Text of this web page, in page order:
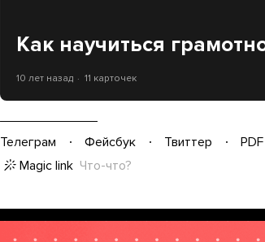
Как научиться
10 лет назад 11 карточек
Телеграм Фейсбук Твиттер PDF
Magic link Что-что?